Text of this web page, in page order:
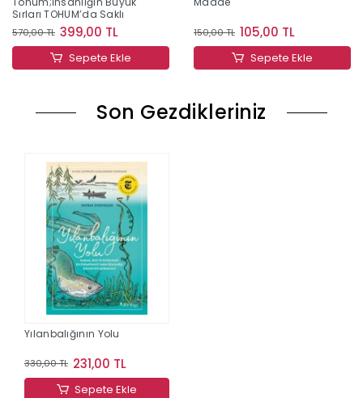
Sırları TOHUM’da Saklı
570,00 TL 399,00 TL
Sepete Ekle
150,00 TL 105,00 TL
Sepete Ekle
Son Gezdikleriniz
Yılanbalığının Yolu
330,00 TL 231,00 TL
Sepete Ekle